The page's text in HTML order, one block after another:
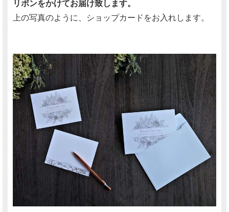
リボンをかけてお届け致します。
上の写真のように、ショップカードをお入れします。